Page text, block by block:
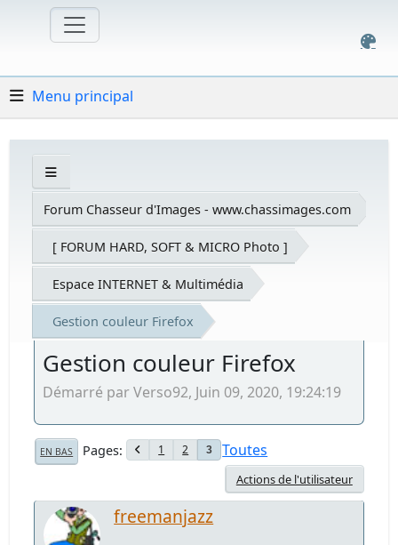
Menu principal
Forum Chasseur d'Images - www.chassimages.com
[ FORUM HARD, SOFT & MICRO Photo ]
Espace INTERNET & Multimédia
Gestion couleur Firefox
Gestion couleur Firefox
Démarré par Verso92, Juin 09, 2020, 19:24:19
EN BAS Pages 1 2 3 Toutes
Actions de l'utilisateur
freemanjazz